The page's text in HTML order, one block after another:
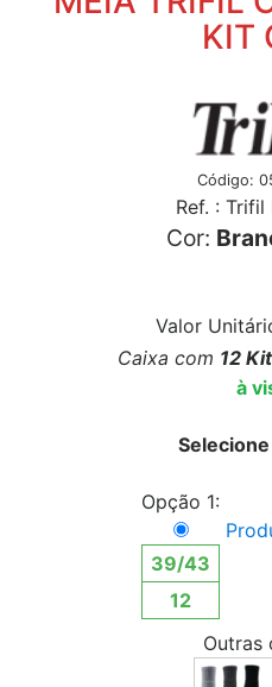
KIT
Código:
Ref. : Trifil
Cor:
Valor
Caixa com 12
à
Opção 1:
39/43
12
Outras